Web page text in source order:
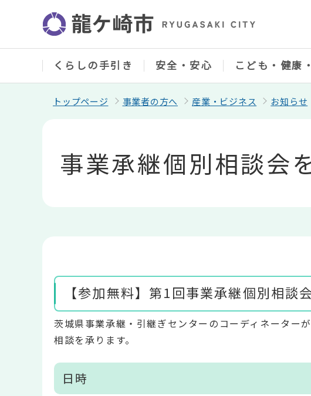
ジ
くらしの手引き 安全・安心 こども・健康
トップページ 事業者の方へ 産業・ビジネス お知らせ
事業承継個別相談会
【参加無料】第1回事業承継個別相談会
茨城県事業承継・引継ぎセンターのコーディネーター
相談を承ります。
日時